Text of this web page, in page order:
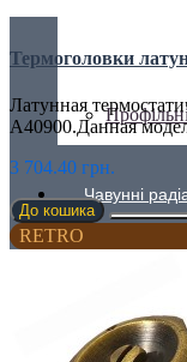
Чавунні
Термоголовки
Латунная
A40900.Данная
3 704.40 грн.
До кошика
RETRO